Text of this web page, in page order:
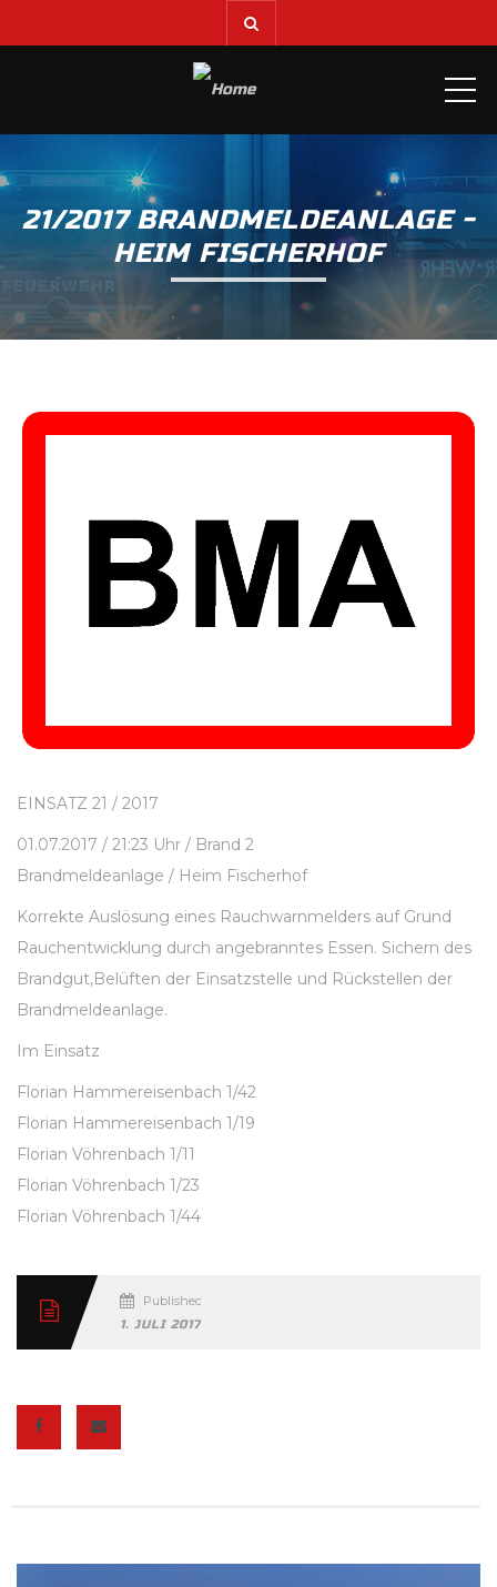
21/2017 BRANDMELDEANLAGE -
HEIM FISCHERHOF
EINSATZ 21 / 2017
01.07.2017 / 21:23 Uhr / Brand 2
Brandmeldeanlage / Heim Fischerhof
Korrekte Auslösung eines Rauchwarnmelders auf Grund
Rauchentwicklung durch angebranntes Essen. Sichern des
Brandgut,Belüften der Einsatzstelle und Rückstellen der
Brandmeldeanlage.
Im Einsatz
Florian Hammereisenbach 1/42
Florian Hammereisenbach 1/19
Florian Vöhrenbach 1/11
Florian Vöhrenbach 1/23
Florian Vöhrenbach 1/44
Published
1. JULI 2017